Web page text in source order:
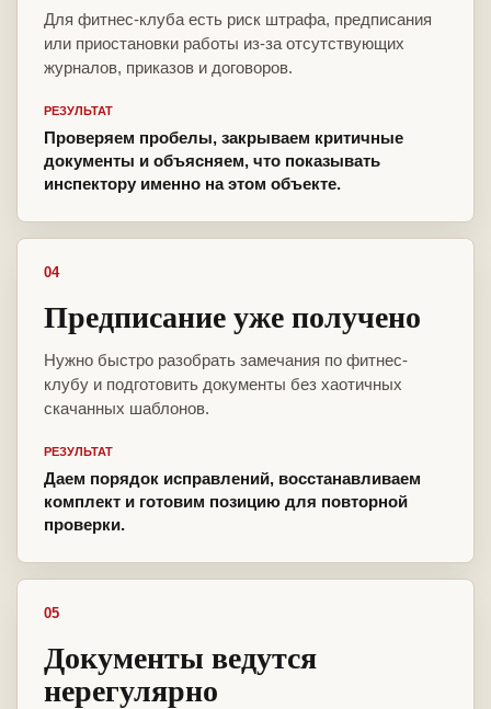
Для фитнес-клуба есть риск штрафа, предписания
или приостановки работы из-за отсутствующих
журналов, приказов и договоров.
РЕЗУЛЬТАТ
Проверяем пробелы, закрываем критичные
документы и объясняем, что показывать
инспектору именно на этом объекте.
04
Предписание уже получено
Нужно быстро разобрать замечания по фитнес-
клубу и подготовить документы без хаотичных
скачанных шаблонов.
РЕЗУЛЬТАТ
Даем порядок исправлений, восстанавливаем
комплект и готовим позицию для повторной
проверки.
05
Документы ведутся
нерегулярно